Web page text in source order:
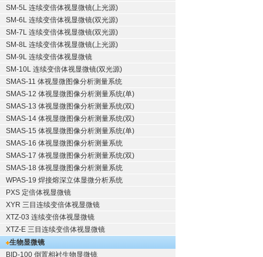
SM-5L 连续变倍体视显微镜(上光源)
SM-6L 连续变倍体视显微镜(双光源)
SM-7L 连续变倍体视显微镜(双光源)
SM-8L 连续变倍体视显微镜(上光源)
SM-9L 连续变倍体视显微镜
SM-10L 连续变倍体视显微镜(双光源)
SMAS-11 体视显微图像分析测量系统
SMAS-12 体视显微图像分析测量系统(单)
SMAS-13 体视显微图像分析测量系统(双)
SMAS-14 体视显微图像分析测量系统(双)
SMAS-15 体视显微图像分析测量系统(单)
SMAS-16 体视显微图像分析测量系统
SMAS-17 体视显微图像分析测量系统(双)
SMAS-18 体视显微图像分析测量系统
WPAS-19 焊接熔深立体显微分析系统
PXS 定倍体视显微镜
XYR 三目连续变倍体视显微镜
XTZ-03 连续变倍体视显微镜
XTZ-E 三目连续变倍体视显微镜
生物显微镜
BID-100 倒置相衬生物显微镜